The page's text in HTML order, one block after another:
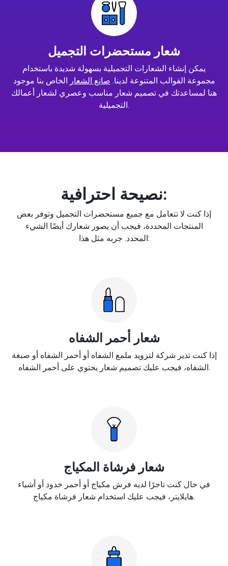
شعار مستحضرات التجميل
يمكن إنشاء الشعارات التجميلية بسهولة شديدة باستخدام
مجموعة القوالب المتنوعة لدينا. صانع الشعار الخاص بنا موجود
هنا لمساعدتك في تصميم شعار مناسب وعصري لشعار أعمالك
التجميلية.
نصيحة احترافية:
إذا كنت لا تتعامل مع جميع مستحضرات التجميل وتوفر بعض
المنتجات المحددة، فيجب أن يصور شعارك أيضًا الشيء
المحدد. جربه مثل هذا:
شعار أحمر الشفاه
إذا كنت تدير شركة لتزويد ملمع الشفاه أو أحمر الشفاه أو صبغة
الشفاه، فيجب عليك تصميم شعار يحتوي على أحمر الشفاه.
شعار فرشاة المكياج
في حال كنت تاجرًا لديه فرش مكياج أو أحمر خدود أو أشياء
هايلايتر، فيجب عليك استخدام شعار فرشاة مكياج.